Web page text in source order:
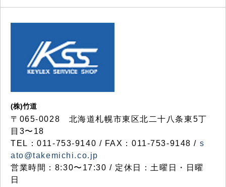
(株)竹道
〒065-0028 北海道札幌市東区北二十八条東5丁
目3〜18
TEL：011-753-9140 / FAX：011-753-9148 / s
ato@takemichi.co.jp
営業時間：8:30〜17:30 / 定休日：土曜日・日曜
日